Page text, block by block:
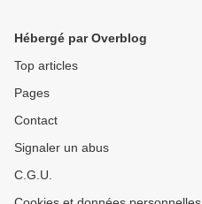
Hébergé par Overblog
Top articles
Pages
Contact
Signaler un abus
C.G.U.